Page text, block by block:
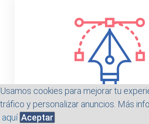
Usamos cookies para mejorar tu
tráfico y personalizar anuncios. Más
aquí Aceptar